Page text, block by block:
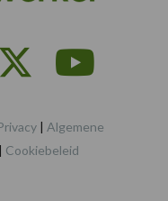
| Algemene
| Cookiebeleid